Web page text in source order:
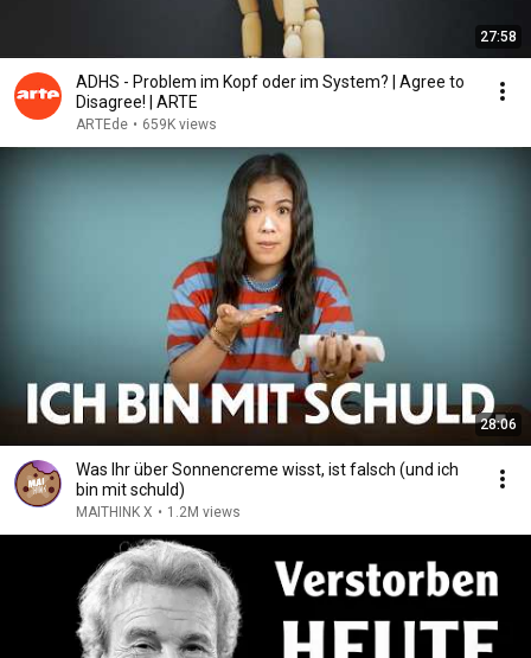
27:58
ADHS - Problem im Kopf oder im System? | Agree to
Disagree! | ARTE
ARTEde • 659K views
28:06
Was Ihr über Sonnencreme wisst, ist falsch (und ich
bin mit schuld)
MAITHINK X • 1.2M views